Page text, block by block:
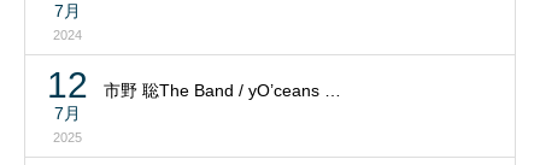
7月
2024
12
7月
2025
市野 聡The Band / yO’ceans …